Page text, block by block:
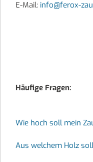
E-Mail: info@ferox-
Häufige Fragen:
Wie hoch soll mein
Aus welchem Holz